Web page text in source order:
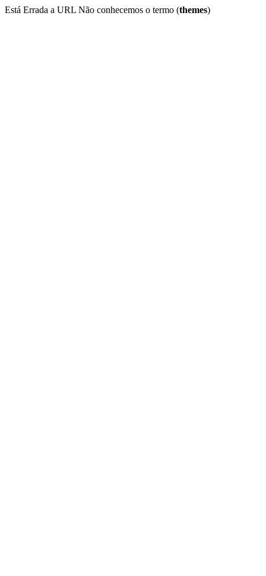
Está Errada a URL Não conhecemos o termo (themes)